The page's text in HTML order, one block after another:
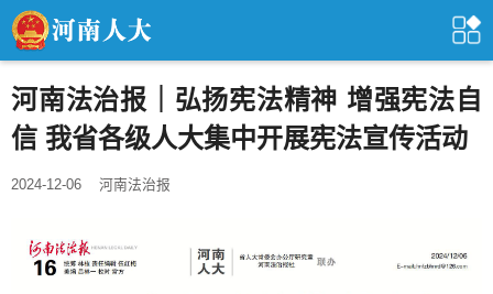
河南法治报｜弘扬宪法精神 增强宪法自
信 我省各级人大集中开展宪法宣传活动
2024-12-06 河南法治报